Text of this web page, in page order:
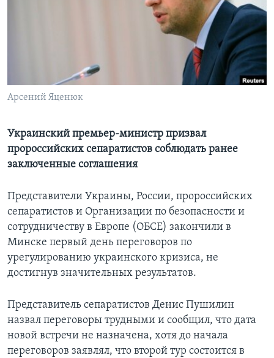
Арсений Яценюк
Украинский премьер-министр призвал
пророссийских сепаратистов соблюдать ранее
заключенные соглашения
Представители Украины, России, пророссийских
сепаратистов и Организации по безопасности и
сотрудничеству в Европе (ОБСЕ) закончили в
Минске первый день переговоров по
урегулированию украинского кризиса, не
достигнув значительных результатов.
Представитель сепаратистов Денис Пушилин
назвал переговоры трудными и сообщил, что дата
новой встречи не назначена, хотя до начала
переговоров заявлял, что второй тур состоится в